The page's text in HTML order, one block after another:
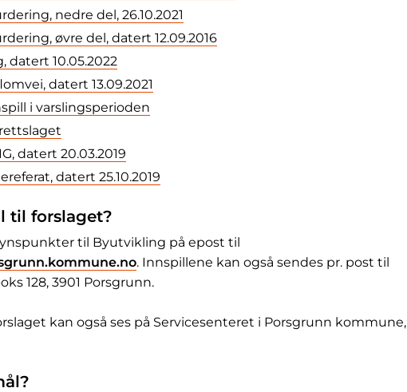
nedre del, 26.10.2021
øvre del, datert 12.09.2016
datert 10.05.2022
datert 13.09.2021
i varslingsperioden
datert 20.03.2019
datert 25.10.2019
til forslaget?
til Byutvikling på epost til
. Innspillene kan også sendes pr. post til
128, 3901 Porsgrunn.
kan også ses på Servicesenteret i Porsgrunn kommune,